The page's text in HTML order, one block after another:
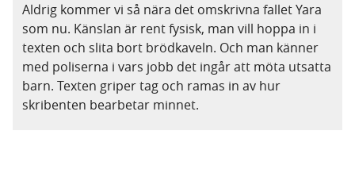
Aldrig kommer vi så nära det omskrivna fallet Yara
som nu. Känslan är rent fysisk, man vill hoppa in i
texten och slita bort brödkaveln. Och man känner
med poliserna i vars jobb det ingår att möta utsatta
barn. Texten griper tag och ramas in av hur
skribenten bearbetar minnet.